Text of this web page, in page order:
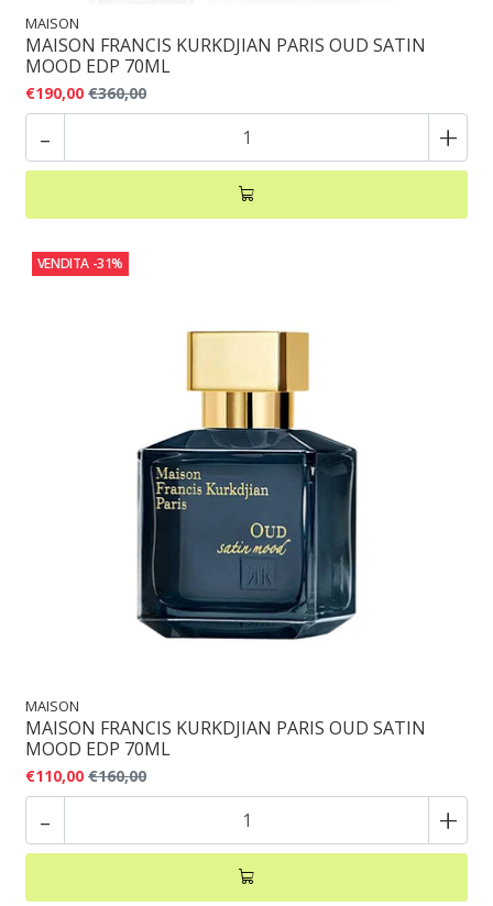
MAISON
MAISON FRANCIS KURKDJIAN PARIS OUD SATIN
MOOD EDP 70ML
€190,00 €360,00
- +
VENDITA -31%
MAISON
MAISON FRANCIS KURKDJIAN PARIS OUD SATIN
MOOD EDP 70ML
€110,00 €160,00
- +